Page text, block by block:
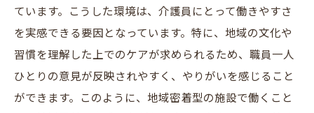
ています。こうした環境は、介護員にとって働きやすさ
を実感できる要因となっています。特に、地域の文化や
習慣を理解した上でのケアが求められるため、職員一人
ひとりの意見が反映されやすく、やりがいを感じること
ができます。このように、地域密着型の施設で働くこと